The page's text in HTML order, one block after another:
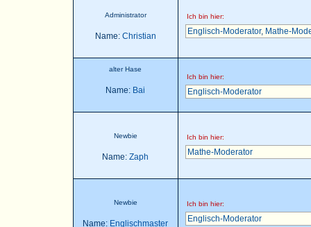
Administrator
Name: Christian
Ich bin hier:
Englisch-Moderator, Mathe-
alter Hase
Name: Bai
Ich bin hier:
Englisch-Moderator
Newbie
Name: Zaph
Ich bin hier:
Mathe-Moderator
Newbie
Name: Englischmaster
Ich bin hier:
Englisch-Moderator